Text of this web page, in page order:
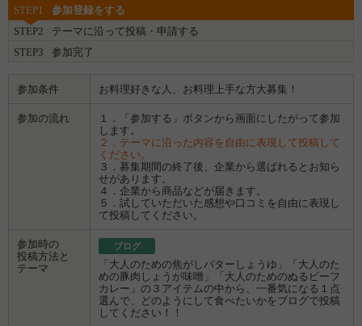
STEP1
参加登録をする
STEP2
テーマに沿って投稿・申請する
STEP3
参加完了
参加条件 お料理好きな人、お料理上手な方大募集！
参加の流れ
１．「参加する」ボタンから画面にしたがって参加
します。
２．テーマに沿った内容を自由に表現して投稿して
ください。
３．募集期間の終了後、企業から選ばれるとお知ら
せがあります。
４．企業から商品などが届きます。
５．試していただいた感想や口コミを自由に表現し
て投稿してください。
参加時の
投稿方法と
テーマ
ブログ
「大人のための焦がしバターしょうゆ」「大人のた
めの豚肉しょうが味噌」「大人のためのぬるビーフ
カレー」の３アイテムの中から、一番気になる１点
選んで、どのようにして食べたいかをブログで投稿
してください！！